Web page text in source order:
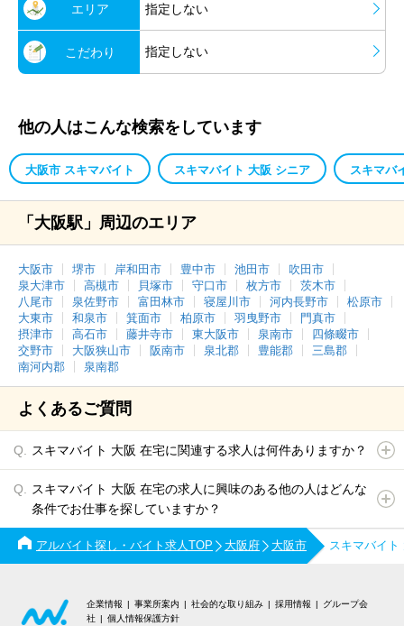
エリア 指定しない
こだわり 指定しない
他の人はこんな検索をしています
大阪市 スキマバイト スキマバイト 大阪 シニア スキマバ
「大阪駅」周辺のエリア
大阪市 堺市 岸和田市 豊中市 池田市
吹田市
泉大津市
高槻市 貝塚市 守口市 枚方市
茨木市
八尾市
泉佐野市 富田林市 寝屋川市 河内長野市
松原市
大東市
和泉市 箕面市 柏原市 羽曳野市
門真市
摂津市
高石市 藤井寺市 東大阪市 泉南市
四條畷市
交野市
大阪狭山市 阪南市 泉北郡 豊能郡
三島郡
南河内郡
泉南郡
よくあるご質問
スキマバイト 大阪 在宅に関連する求人は何件ありますか？
スキマバイト 大阪 在宅の求人に興味のある他の人はどんな
条件でお仕事を探していますか？
アルバイト探し・バイト求人TOP 大阪府 大阪市 スキマバイト
企業情報 事業所案内 社会的な取り組み 採用情報
グループ会
社
個人情報保護方針